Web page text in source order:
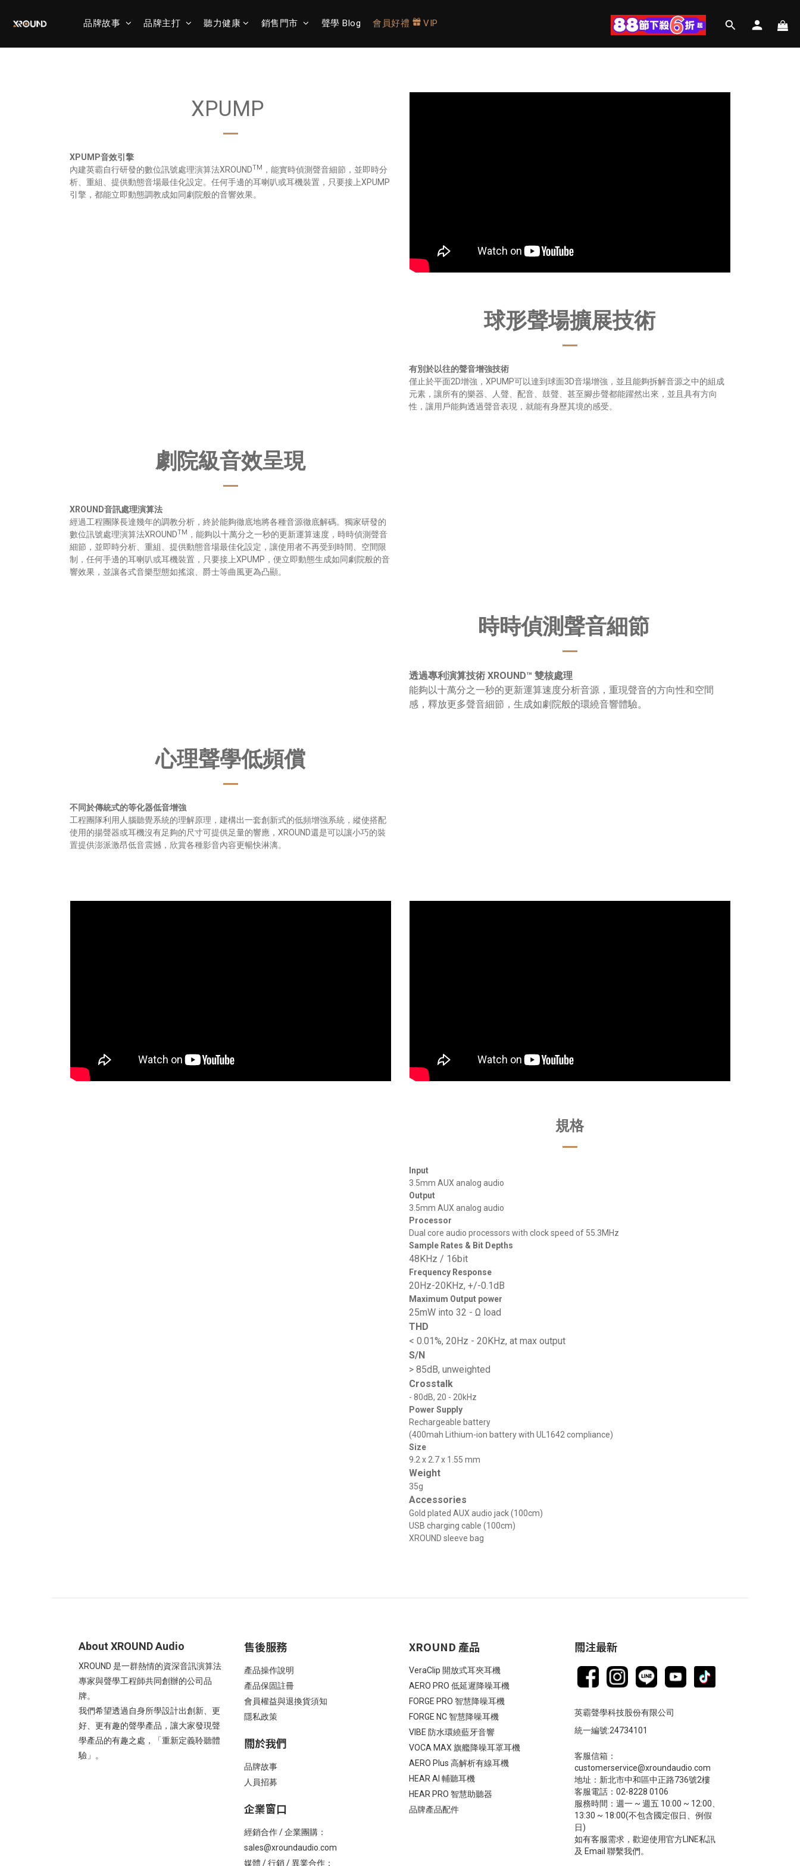
品牌故事 品牌主打 聽力健康 銷售門市 聲學 Blog 會員好禮 VIP
XPUMP
XPUMP音效引擎
內建英霸自行研發的數位訊號處理演算法XROUNDTM ，能實時偵測聲音細節，並即時分
析、重組、提供動態音場最佳化設定。任何手邊的耳喇叭或耳機裝置，只要接上XPUMP
引擎，都能立即動態調教成如同劇院般的音響效果。
球形聲場擴展技術
有別於以往的聲音增強技術
僅止於平面2D增強，XPUMP可以達到球面3D音場增強，並且能夠拆解音源之中的組成
元素，讓所有的樂器、人聲、配音、鼓聲、甚至腳步聲都能躍然出來，並且具有方向
性，讓用戶能夠透過聲音表現，就能有身歷其境的感受。
劇院級音效呈現
XROUND音訊處理演算法
經過工程團隊長達幾年的調教分析，終於能夠徹底地將各種音源徹底解碼。獨家研發的
數位訊號處理演算法XROUNDTM ，能夠以十萬分之一秒的更新運算速度，時時偵測聲音
細節，並即時分析、重組、提供動態音場最佳化設定，讓使用者不再受到時間、空間限
制，任何手邊的耳喇叭或耳機裝置，只要接上XPUMP，便立即動態生成如同劇院般的音
響效果，並讓各式音樂型態如搖滾、爵士等曲風更為凸顯。​
時時偵測聲音細節
透過專利演算技術 XROUND™ 雙核處理
能夠以十萬分之一秒的更新運算速度分析音源，重現聲音的方向性和空間
感，釋放更多聲音細節，生成如劇院般的環繞音響體驗。
心理聲學低頻償
不同於傳統式的等化器低音增強
工程團隊利用人腦聽覺系統的理解原理，建構出一套創新式的低頻增強系統，縱使搭配
使用的揚聲器或耳機沒有足夠的尺寸可提供足量的響應，XROUND還是可以讓小巧的裝
置提供澎派激昂低音震撼，欣賞各種影音內容更暢快淋漓。
規格
Input
3.5mm AUX analog audio
Output
3.5mm AUX analog audio
Processor
Dual core audio processors with clock speed of 55.3MHz
Sample Rates & Bit Depths
48KHz / 16bit
Frequency Response
20Hz-20KHz, +/-0.1dB
Maximum Output power
25mW into 32 - Ω load
THD
< 0.01%, 20Hz - 20KHz, at max output
S/N
> 85dB, unweighted
Crosstalk
- 80dB, 20 - 20kHz
Power Supply
Rechargeable battery
(400mah Lithium-ion battery with UL1642 compliance)
Size
9.2 x 2.7 x 1.55 mm
Weight
35g
Accessories
Gold plated AUX audio jack (100cm)
USB charging cable (100cm)
XROUND sleeve bag
About XROUND Audio
XROUND 是一群熱情的資深音訊演算法
專家與聲學工程師共同創辦的公司品
牌。
我們希望透過自身所學設計出創新、更
好、更有趣的聲學產品，讓大家發現聲
學產品的有趣之處，「重新定義聆聽體
驗」。
售後服務
產品操作說明
產品保固註冊
會員權益與退換貨須知
隱私政策
關於我們
品牌故事
人員招募
企業窗口
經銷合作 / 企業團購：
sales@xroundaudio.com
媒體 / 行銷 / 異業合作：
XROUND 產品
VeraClip 開放式耳夾耳機
AERO PRO 低延遲降噪耳機
FORGE PRO 智慧降噪耳機
FORGE NC 智慧降噪耳機
VIBE 防水環繞藍牙音響
VOCA MAX 旗艦降噪耳罩耳機
AERO Plus 高解析有線耳機
HEAR AI 輔聽耳機
HEAR PRO 智慧助聽器
品牌產品配件
關注最新
英霸聲學科技股份有限公司
統一編號:24734101
客服信箱：
customerservice@xroundaudio.com
地址：新北市中和區中正路736號2樓
客服電話：02-8228 0106
服務時間：週一 ~ 週五 10:00 ~ 12:00、
13:30 ~ 18:00(不包含國定假日、例假
日)
如有客服需求，歡迎使用官方LINE私訊
及 Email 聯繫我們。